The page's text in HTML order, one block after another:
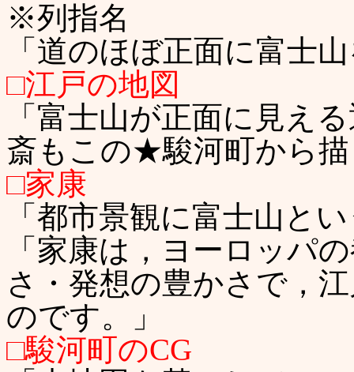
※列指名
「道のほぼ正面に富士
□江戸の地図
「富士山が正面に見え
斎もこの★駿河町から
□家康
「都市景観に富士山と
「家康は，ヨーロッパ
さ・発想の豊かさで，
のです。」
□駿河町のCG